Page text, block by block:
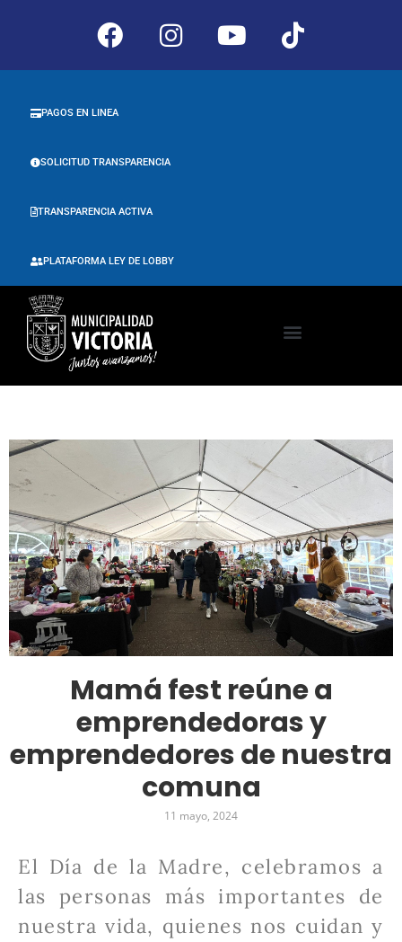
PLATAFORMA LEY DE LOBBY
TRANSPARENCIA ACTIVA
SOLICITUD TRANSPARENCIA
PAGOS EN LINEA
Mamá fest reúne a
emprendedoras y
emprendedores de nuestra
comuna
11 mayo, 2024
El Día de la Madre, celebramos a
las personas más importantes de
nuestra vida, quienes nos cuidan y